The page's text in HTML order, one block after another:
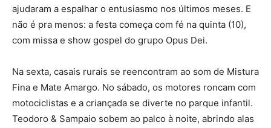
ajudaram a espalhar o entusiasmo nos últimos meses. E
não é pra menos: a festa começa com fé na quinta (10),
com missa e show gospel do grupo Opus Dei.
Na sexta, casais rurais se reencontram ao som de Mistura
Fina e Mate Amargo. No sábado, os motores roncam com
motociclistas e a criançada se diverte no parque infantil.
Teodoro & Sampaio sobem ao palco à noite, abrindo alas